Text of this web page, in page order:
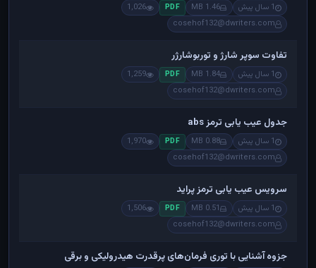
1 سال پیش 1.46 MB
PDF
1,026
cosehof132@dwriters.com
تفاوت سوپر شارژ و توربوشارژر
1 سال پیش 1.84 MB
PDF
1,259
cosehof132@dwriters.com
جدول عیب یابی ترمز abs
1 سال پیش 0.88 MB
PDF
1,970
cosehof132@dwriters.com
سرویس عیب یابی ترمز پراید
1 سال پیش 0.51 MB
PDF
1,506
cosehof132@dwriters.com
جزوه آشنایی با توری فرمان‌های پرقدرت هیدرولیکی و برقی